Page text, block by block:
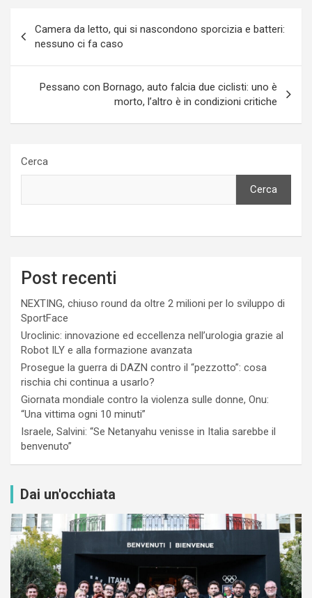
articoli
Camera da letto, qui si nascondono sporcizia e batteri:
nessuno ci fa caso
Pessano con Bornago, auto falcia due ciclisti: uno è
morto, l’altro è in condizioni critiche
Cerca
Cerca
Post recenti
NEXTING, chiuso round da oltre 2 milioni per lo sviluppo di
SportFace
Uroclinic: innovazione ed eccellenza nell’urologia grazie al
Robot ILY e alla formazione avanzata
Prosegue la guerra di DAZN contro il “pezzotto”: cosa
rischia chi continua a usarlo?
Giornata mondiale contro la violenza sulle donne, Onu:
“Una vittima ogni 10 minuti”
Israele, Salvini: “Se Netanyahu venisse in Italia sarebbe il
benvenuto”
Dai un'occhiata